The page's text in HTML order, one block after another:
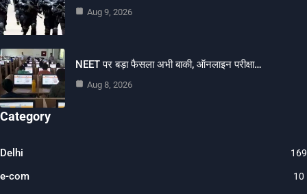
Aug 9, 2026
NEET पर बड़ा फैसला अभी बाकी, ऑनलाइन परीक्षा…
Aug 8, 2026
Category
Delhi
e-com 10